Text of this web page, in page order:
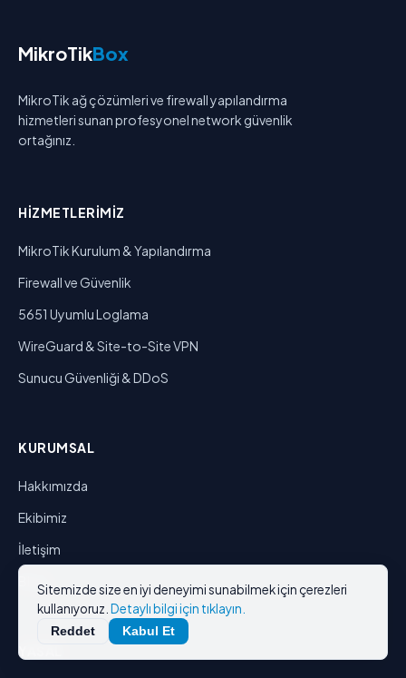
MikroTikBox
MikroTik ağ çözümleri ve firewall yapılandırma
hizmetleri sunan profesyonel network güvenlik
ortağınız.
HIZMETLERIMIZ
MikroTik Kurulum & Yapılandırma
Firewall ve Güvenlik
5651 Uyumlu Loglama
WireGuard & Site-to-Site VPN
Sunucu Güvenliği & DDoS
KURUMSAL
Hakkımızda
Ekibimiz
İletişim
YASAL
Sitemizde size en iyi deneyimi sunabilmek için çerezleri
kullanıyoruz. Detaylı bilgi için tıklayın.
Reddet Kabul Et